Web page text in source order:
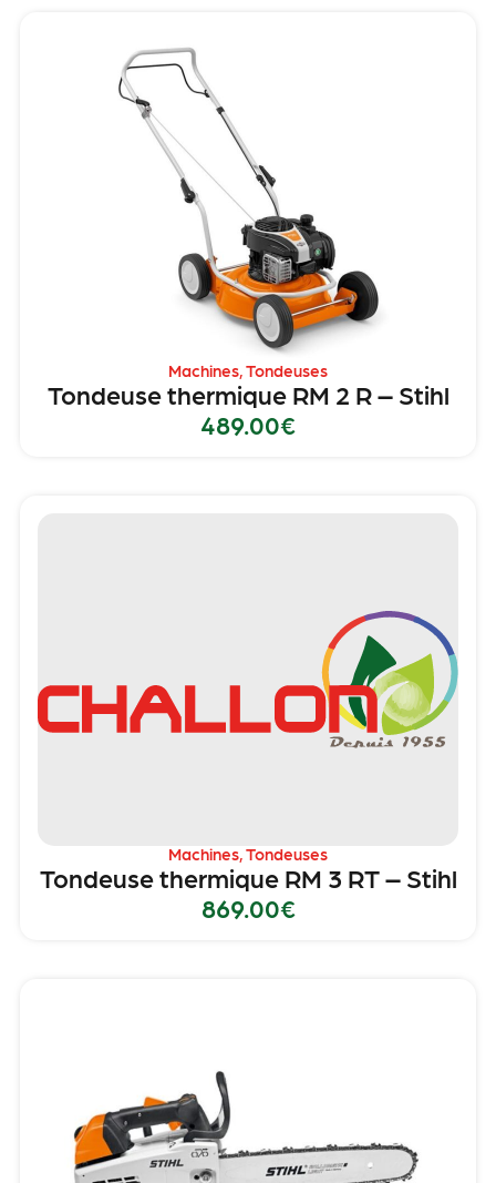
Machines,Tondeuses
Tondeuse thermique RM 2 R – Stihl
489.00€
Machines,Tondeuses
Tondeuse thermique RM 3 RT – Stihl
869.00€